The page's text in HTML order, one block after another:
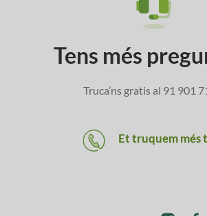
Tens més
Truca’ns gratis al 91 901
Et truquem més